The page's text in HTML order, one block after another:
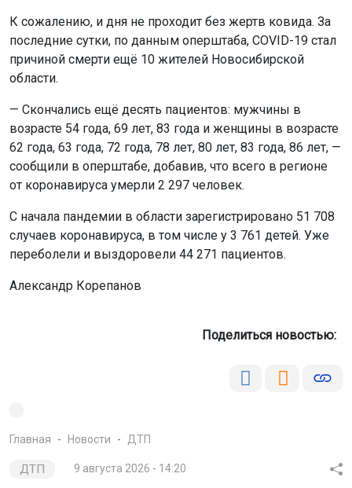
К сожалению, и дня не проходит без жертв ковида. За
последние сутки, по данным оперштаба, COVID-19 стал
причиной смерти ещё 10 жителей Новосибирской
области.
— Скончались ещё десять пациентов: мужчины в
возрасте 54 года, 69 лет, 83 года и женщины в возрасте
62 года, 63 года, 72 года, 78 лет, 80 лет, 83 года, 86 лет, —
сообщили в оперштабе, добавив, что всего в регионе
от коронавируса умерли 2 297 человек.
С начала пандемии в области зарегистрировано 51 708
случаев коронавируса, в том числе у 3 761 детей. Уже
переболели и выздоровели 44 271 пациентов.
Александр Корепанов
Поделиться новостью:
Главная Новости ДТП
ДТП 9 августа 2026 - 14:20